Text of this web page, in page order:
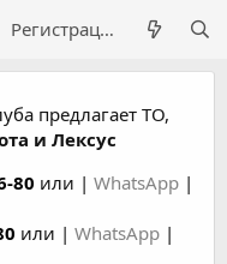
Регистрация
предлагает ТО,
и Лексус
80 или | WhatsApp |
или | WhatsApp |